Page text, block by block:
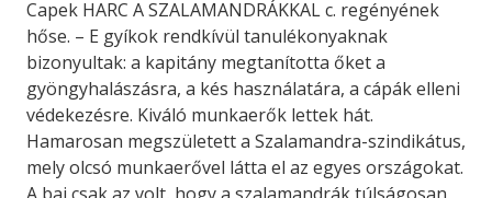
Capek HARC A SZALAMANDRÁKKAL c. regényének
hőse. – E gyíkok rendkívül tanulékonyaknak
bizonyultak: a kapitány megtanította őket a
gyöngyhalászásra, a kés használatára, a cápák elleni
védekezésre. Kiváló munkaerők lettek hát.
Hamarosan megszületett a Szalamandra-szindikátus,
mely olcsó munkaerővel látta el az egyes országokat.